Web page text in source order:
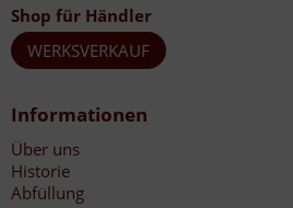
Shop für Händler
WERKSVERKAUF
Informationen
Über uns
Historie
Abfüllung